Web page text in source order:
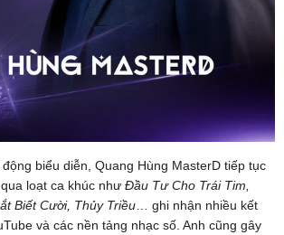
biểu diễn, Quang Hùng MasterD tiếp tục
loạt ca khúc như Đầu Tư Cho Trái Tim,
Biết Cười, Thủy Triều … ghi nhận nhiều kết
và các nền tảng nhạc số. Anh cũng gây